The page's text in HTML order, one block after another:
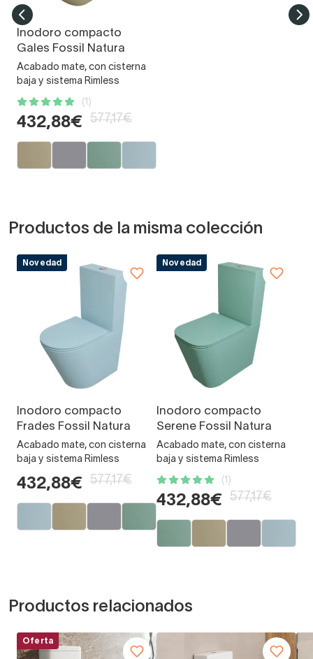
Inodoro compacto
Gales Fossil Natura
Acabado mate, con cisterna
baja y sistema Rimless
(1)
432,88€ 577,17€
Productos de la misma colección
Novedad
Inodoro compacto
Frades Fossil Natura
Acabado mate, con cisterna
baja y sistema Rimless
432,88€ 577,17€
Novedad
Inodoro compacto
Serene Fossil Natura
Acabado mate, con cisterna
baja y sistema Rimless
(1)
432,88€ 577,17€
Productos relacionados
Oferta